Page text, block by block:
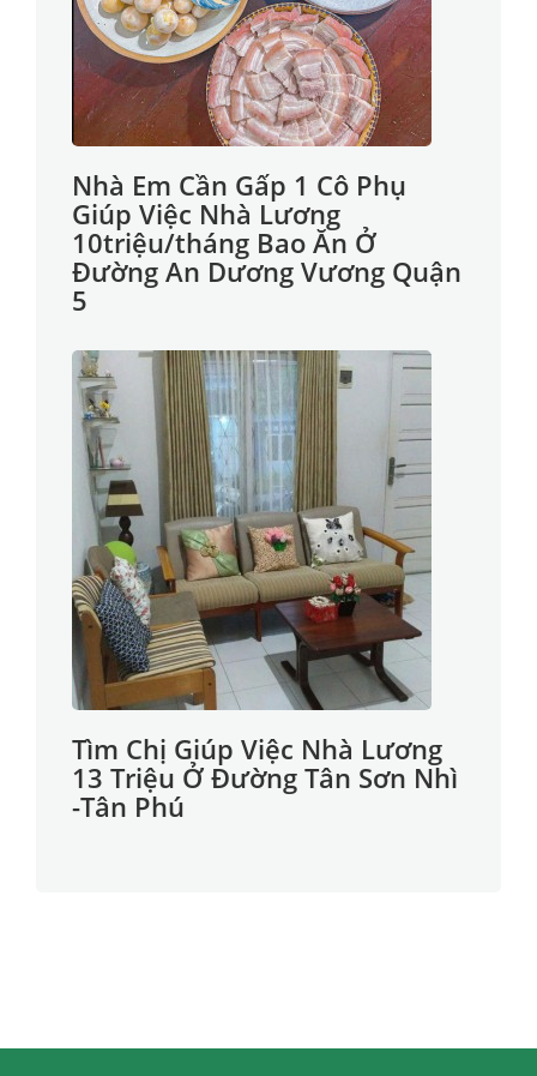
Nhà Em Cần Gấp 1 Cô Phụ
Giúp Việc Nhà Lương
10triệu/tháng Bao Ăn Ở
Đường An Dương Vương Quận
5
Tìm Chị Giúp Việc Nhà Lương
13 Triệu Ở Đường Tân Sơn Nhì
-Tân Phú